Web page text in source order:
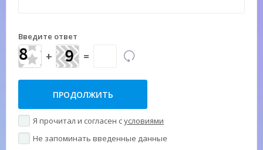
Введите ответ
+ =
Я прочитал и согласен сусловиями
Не запоминать введенные данные